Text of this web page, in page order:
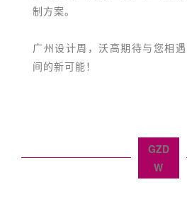
制方案。
广州设计周，沃高期待与您相
间的新可能！
GZD
W